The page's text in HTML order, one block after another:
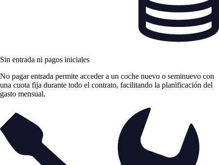
Sin entrada ni pagos iniciales
No pagar entrada permite acceder a un coche nuevo o seminuevo con
una cuota fija durante todo el contrato, facilitando la planificación del
gasto mensual.